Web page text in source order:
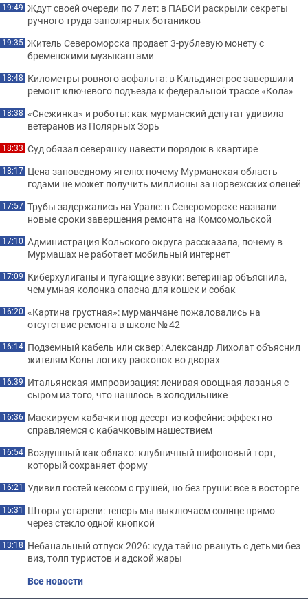
19:49 Ждут своей очереди по 7 лет: в ПАБСИ раскрыли секреты
ручного труда заполярных ботаников
19:35 Житель Североморска продает 3-рублевую монету с
бременскими музыкантами
18:48 Километры ровного асфальта: в Кильдинстрое завершили
ремонт ключевого подъезда к федеральной трассе «Кола»
18:38 «Снежинка» и роботы: как мурманский депутат удивила
ветеранов из Полярных Зорь
18:33 Суд обязал северянку навести порядок в квартире
18:17 Цена заповедному ягелю: почему Мурманская область
годами не может получить миллионы за норвежских оленей
17:57 Трубы задержались на Урале: в Североморске назвали
новые сроки завершения ремонта на Комсомольской
17:10 Администрация Кольского округа рассказала, почему в
Мурмашах не работает мобильный интернет
17:09 Киберхулиганы и пугающие звуки: ветеринар объяснила,
чем умная колонка опасна для кошек и собак
16:20 «Картина грустная»: мурманчане пожаловались на
отсутствие ремонта в школе № 42
16:14 Подземный кабель или сквер: Александр Лихолат объяснил
жителям Колы логику раскопок во дворах
16:39 Итальянская импровизация: ленивая овощная лазанья с
сыром из того, что нашлось в холодильнике
16:36 Маскируем кабачки под десерт из кофейни: эффектно
справляемся с кабачковым нашествием
16:54 Воздушный как облако: клубничный шифоновый торт,
который сохраняет форму
16:21 Удивил гостей кексом с грушей, но без груши: все в восторге
15:31 Шторы устарели: теперь мы выключаем солнце прямо
через стекло одной кнопкой
13:18 Небанальный отпуск 2026: куда тайно рвануть с детьми без
виз, толп туристов и адской жары
Все новости